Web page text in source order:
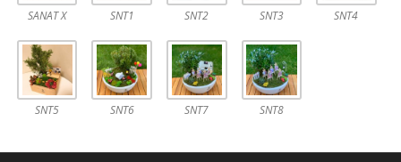
SANAT X SNT1 SNT2 SNT3 SNT4
SNT5 SNT6 SNT7 SNT8